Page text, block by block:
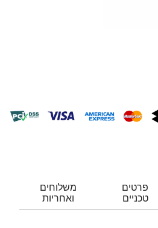
פרטים
טכניים
משלוחים
ואחריות